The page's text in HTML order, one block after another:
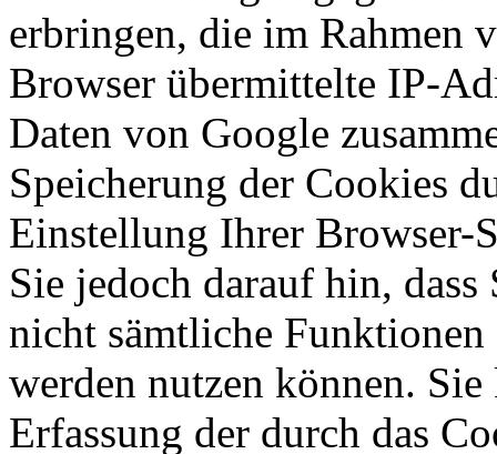
erbringen, die im Rahmen
Browser übermittelte IP-
Daten von Google
Speicherung der Cookies
Einstellung Ihrer Browser-
Sie jedoch darauf hin,
nicht sämtliche
werden nutzen können.
Erfassung der durch das